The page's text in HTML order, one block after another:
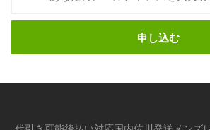
申し込む